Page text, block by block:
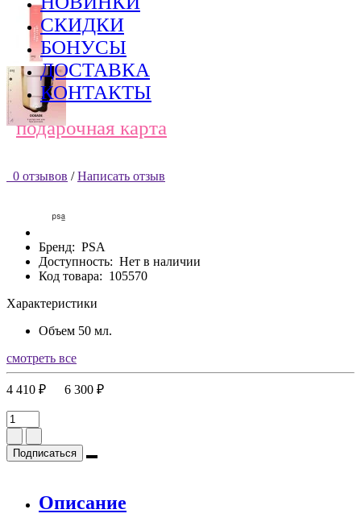
СКИДКИ
БОНУСЫ
ДОСТАВКА
КОНТАКТЫ
подарочная карта
0 отзывов / Написать отзыв
Бренд: PSA
Доступность: Нет в наличии
Код товара: 105570
Характеристики
Объем 50 мл.
смотреть все
4 410 ₽ 6 300 ₽
Подписаться
Описание